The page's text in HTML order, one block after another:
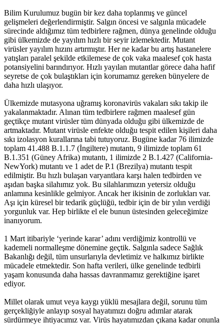
Bilim Kurulumuz bugün bir kez daha toplanmış ve güncel
gelişmeleri değerlendirmiştir. Salgın öncesi ve salgınla mücadele
sürecinde aldığımız tüm tedbirlere rağmen, dünya genelinde olduğu
gibi ülkemizde de yayılım hızlı bir seyir izlemektedir. Mutant
virüsler yayılım hızını artırmıştır. Her ne kadar bu artış hastanelere
yatışları paralel şekilde etkilemese de çok vaka maalesef çok hasta
potansiyelini barındırıyor. Hızlı yayılan mutantlar görece daha hafif
seyretse de çok bulaştıkları için korumamız gereken bünyelere de
daha hızlı ulaşıyor.
Ülkemizde mutasyona uğramış koronavirüs vakaları sıkı takip ile
yakalanmaktadır. Alınan tüm tedbirlere rağmen maalesef gün
geçtikçe mutant virüsler tüm dünyada olduğu gibi ülkemizde de
artmaktadır. Mutant virüsle enfekte olduğu tespit edilen kişileri daha
sıkı izolasyon kurallarına tabi tutuyoruz. Bugüne kadar 76 ilimizde
toplam 41.488 B.1.1.7 (İngiltere) mutantı, 9 ilimizde toplam 61
B.1.351 (Güney Afrika) mutantı, 1 ilimizde 2 B.1.427 (California-
NewYork) mutantı ve 1 adet de P.1 (Brezilya) mutantı tespit
edilmiştir. Bu hızlı bulaşan varyantlara karşı halen tedbirden ve
aşıdan başka silahımız yok. Bu silahlarımızın yetersiz olduğu
anlamına kesinlikle gelmiyor. Ancak her ikisinin de zorlukları var.
Aşı için küresel bir tedarik güçlüğü, tedbir için de bir yılın verdiği
yorgunluk var. Hep birlikte el ele bunun üstesinden geleceğimize
inanıyorum.
1 Mart itibariyle ‘yerinde karar’ adını verdiğimiz kontrollü ve
kademeli normalleşme dönemine geçtik. Salgınla sadece Sağlık
Bakanlığı değil, tüm unsurlarıyla devletimiz ve halkımız birlikte
mücadele etmektedir. Son hafta verileri, ülke genelinde tedbirli
yaşam konusunda daha hassas davranmamız gerektiğine işaret
ediyor.
Millet olarak umut veya kaygı yüklü mesajlara değil, sorunu tüm
gerçekliğiyle anlayıp sosyal hayatımızı doğru adımlar atarak
sürdürmeye ihtiyacımız var. Virüs hayatımızdan çıkana kadar onunla